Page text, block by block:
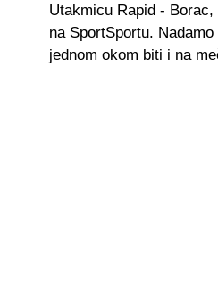
Utakmicu Rapid -
na SportSportu.
jednom okom biti i na